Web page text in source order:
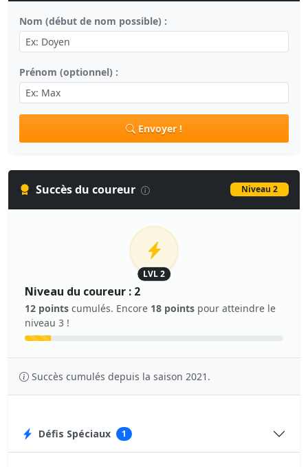
Nom (début de nom possible) :
Prénom (optionnel) :
Envoyer !
Succès du coureur Niveau 2
LVL 2
Niveau du coureur : 2
12 points cumulés. Encore 18 points pour atteindre le
niveau 3 !
Succès cumulés depuis la saison 2021.
Défis Spéciaux 1